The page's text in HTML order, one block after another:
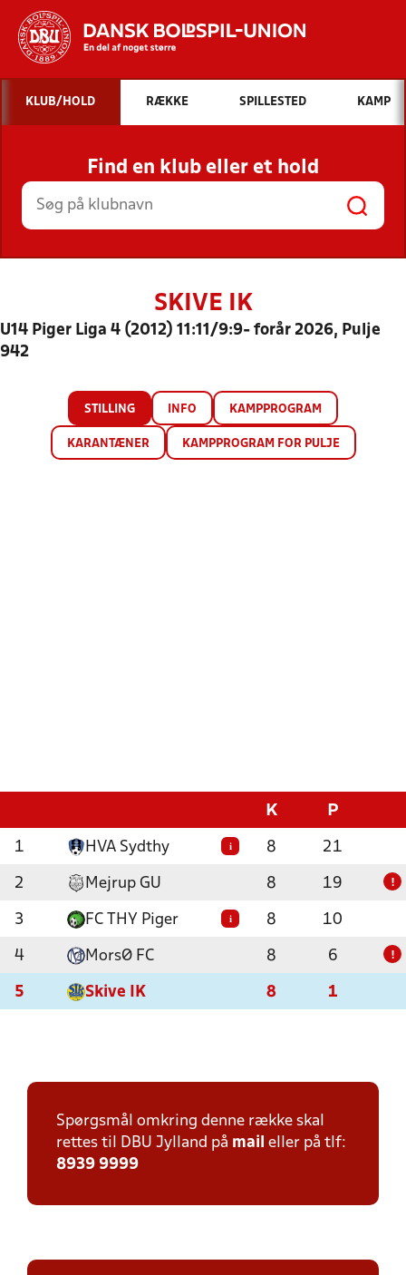
Hvad vil du søge efter?
INDHOLD OG NYHEDER
STILLINGER, RESULTATER, KLUBBER OG
HOLD
KLUB/HOLD RÆKKE SPILLESTED KAMP
Find en klub eller et hold
SKIVE IK
U14 Piger Liga 4 (2012) 11:11/9:9- forår 2026, Pulje
942
STILLING INFO KAMPPROGRAM
KARANTÆNER KAMPPROGRAM FOR PULJE
K P
1 HVA Sydthy i 8 21
2 Mejrup GU 8 19 !
3 FC THY Piger i 8 10
4 MorsØ FC 8 6 !
5 Skive IK 8 1
Spørgsmål omkring denne række skal
rettes til DBU Jylland på mail eller på tlf:
8939 9999